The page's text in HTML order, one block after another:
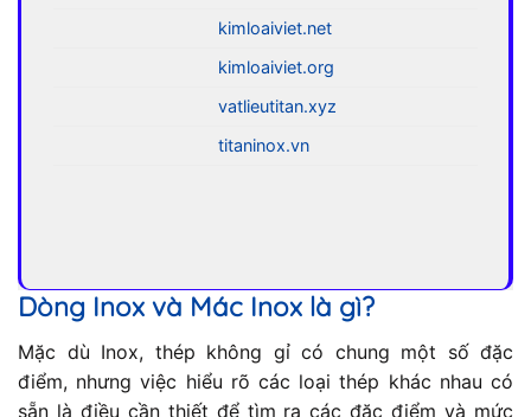
kimloaiviet.net
kimloaiviet.org
vatlieutitan.xyz
titaninox.vn
Dòng Inox và Mác Inox là gì?
Mặc dù Inox, thép không gỉ có chung một số đặc
điểm, nhưng việc hiểu rõ các loại thép khác nhau có
sẵn là điều cần thiết để tìm ra các đặc điểm và mức